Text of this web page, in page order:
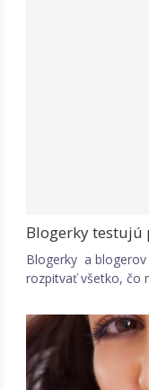
Blogerky testujú
Blogerky a
rozpitvať všetko, čo